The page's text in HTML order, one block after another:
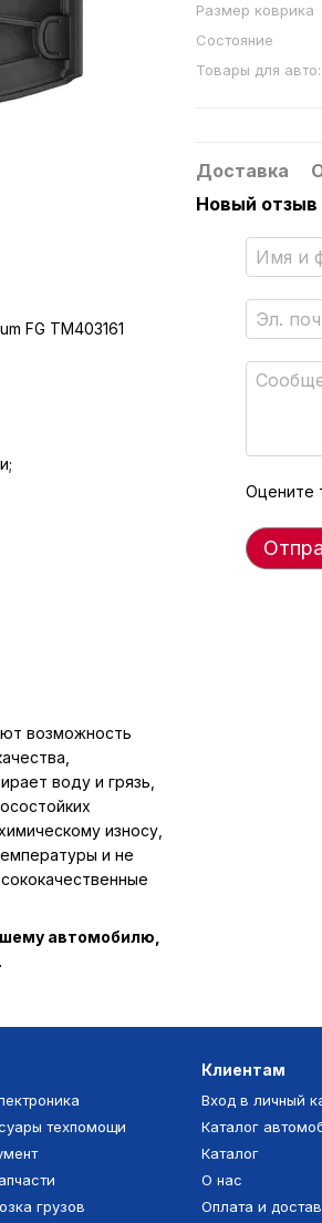
FG TM403161
возможность
воду и грязь,
износу,
и не
автомобилю,
Размер коврика
Состояние
Товары для авто:
Доставка
Новый
Оцените
техпомощи
грузов
Клиентам
Вход в личный
Каталог
Каталог
О нас
Оплата и